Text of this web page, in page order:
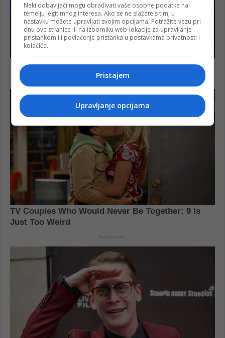
Neki dobavljači mogu obrađivati vaše osobne podatke na
temelju legitimnog interesa. Ako se ne slažete s tim, u
nastavku možete upravljati svojim opcijama. Potražite vezu pri
dnu ove stranice ili na izborniku web-lokacije za upravljanje
pristankom ili povlačenje pristanka u postavkama privatnosti i
kolačića.
Pristajem
Upravljanje opcijama